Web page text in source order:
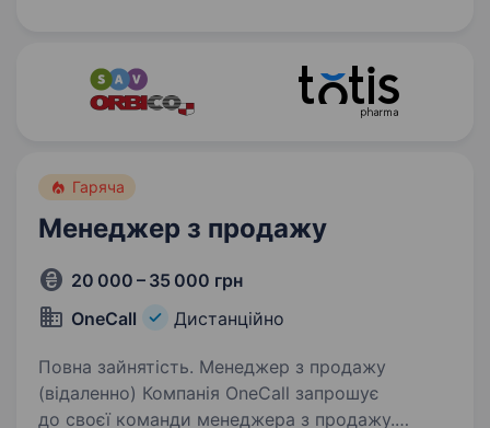
фізичних…
Гаряча
Менеджер з продажу
20 000 – 35 000 грн
OneCall
Дистанційно
Повна зайнятість. Менеджер з продажу
(відаленно) Компанія OneCall запрошує
до своєї команди менеджера з продажу.